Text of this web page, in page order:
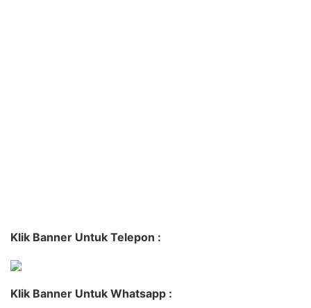
Klik Banner Untuk Telepon :
Klik Banner Untuk Whatsapp :